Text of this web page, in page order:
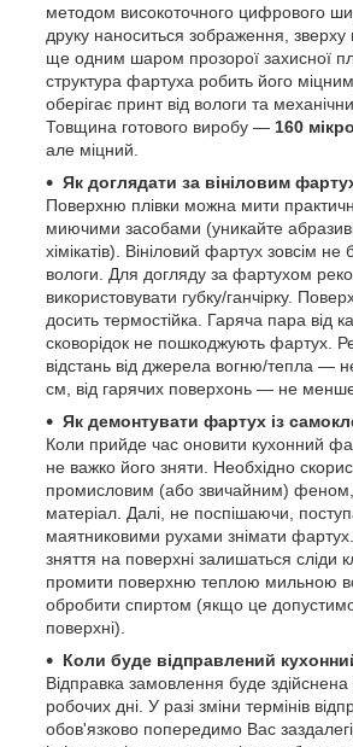
методом високоточного цифрового
друку наноситься зображення, зверху
ще одним шаром прозорої захисної
структура фартуха робить його
оберігає принт від вологи та
Товщина готового виробу — 160
але міцний.
Як доглядати за вініловим
Поверхню плівки можна мити
миючими засобами (уникайте
хімікатів). Вініловий фартух зовсім не
вологи. Для догляду за фартухом
використовувати губку/ганчірку.
досить термостійка. Гаряча пара від
сковорідок не пошкоджують фартух.
відстань від джерела вогню/тепла —
см, від гарячих поверхонь — не
Як демонтувати фартух із
Коли прийде час оновити кухонний
не важко його зняти. Необхідно
промисловим (або звичайним) феном,
матеріал. Далі, не поспішаючи,
маятниковими рухами знімати
зняття на поверхні залишаться сліди
промити поверхню теплою мильною
обробити спиртом (якщо це
поверхні).
Коли буде відправлений
Відправка замовлення буде
робочих дні. У разі зміни термінів
обов'язково попередимо Вас